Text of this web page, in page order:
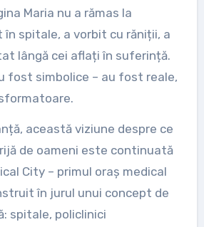
Maria nu a rămas la
spitale, a vorbit cu răniții, a
lângă cei aflați în suferință.
fost simbolice – au fost reale,
această viziune despre ce
de oameni este continuată
City – primul oraș medical
în jurul unui concept de
spitale, policlinici